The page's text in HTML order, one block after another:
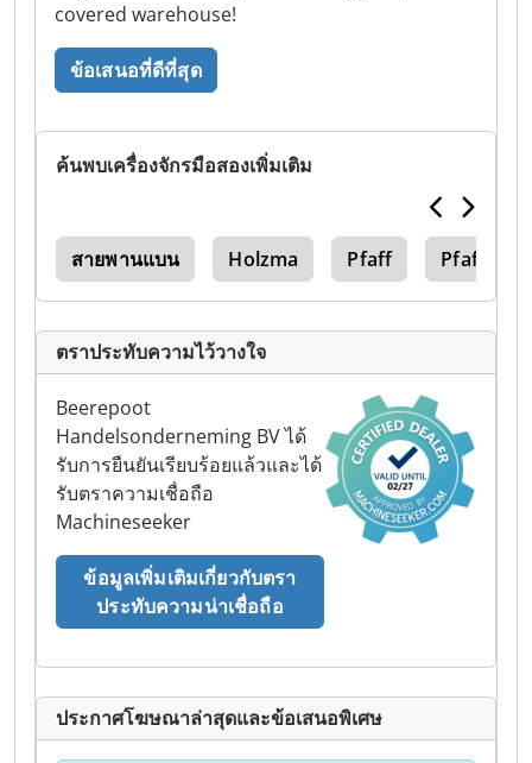
covered warehouse!
ข้อเสนอที่ดีที่สุด
ค้นพบเครื่องจักรมือสองเพิ่มเติม
สายพานแบน Holzma Pfaff Pfaff 467
ตราประทับความไว้วางใจ
Beerepoot
Handelsonderneming BV ได้
รับการยืนยันเรียบร้อยแล้วและได้
รับตราความเชื่อถือ
Machineseeker
ข้อมูลเพิ่มเติมเกี่ยวกับตรา
ประทับความน่าเชื่อถือ
ประกาศโฆษณาล่าสุดและข้อเสนอพิเศษ